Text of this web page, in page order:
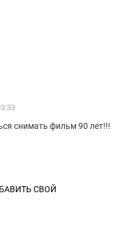
снимать фильм 90 лет!!!
СВОЙ